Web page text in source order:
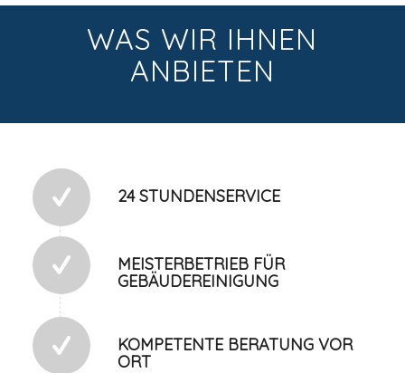
WAS WIR IHNEN
ANBIETEN
24 STUNDENSERVICE
MEISTERBETRIEB FÜR
GEBÄUDEREINIGUNG
KOMPETENTE BERATUNG VOR
ORT